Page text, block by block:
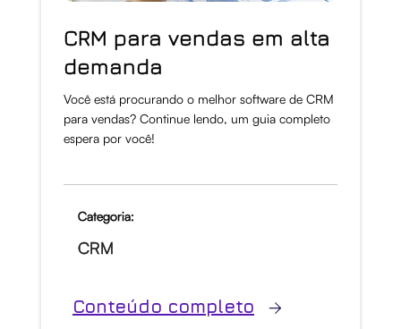
CRM para vendas em alta
demanda
Você está procurando o melhor software de CRM
para vendas? Continue lendo, um guia completo
espera por você!
Categoria:
CRM
Conteúdo completo